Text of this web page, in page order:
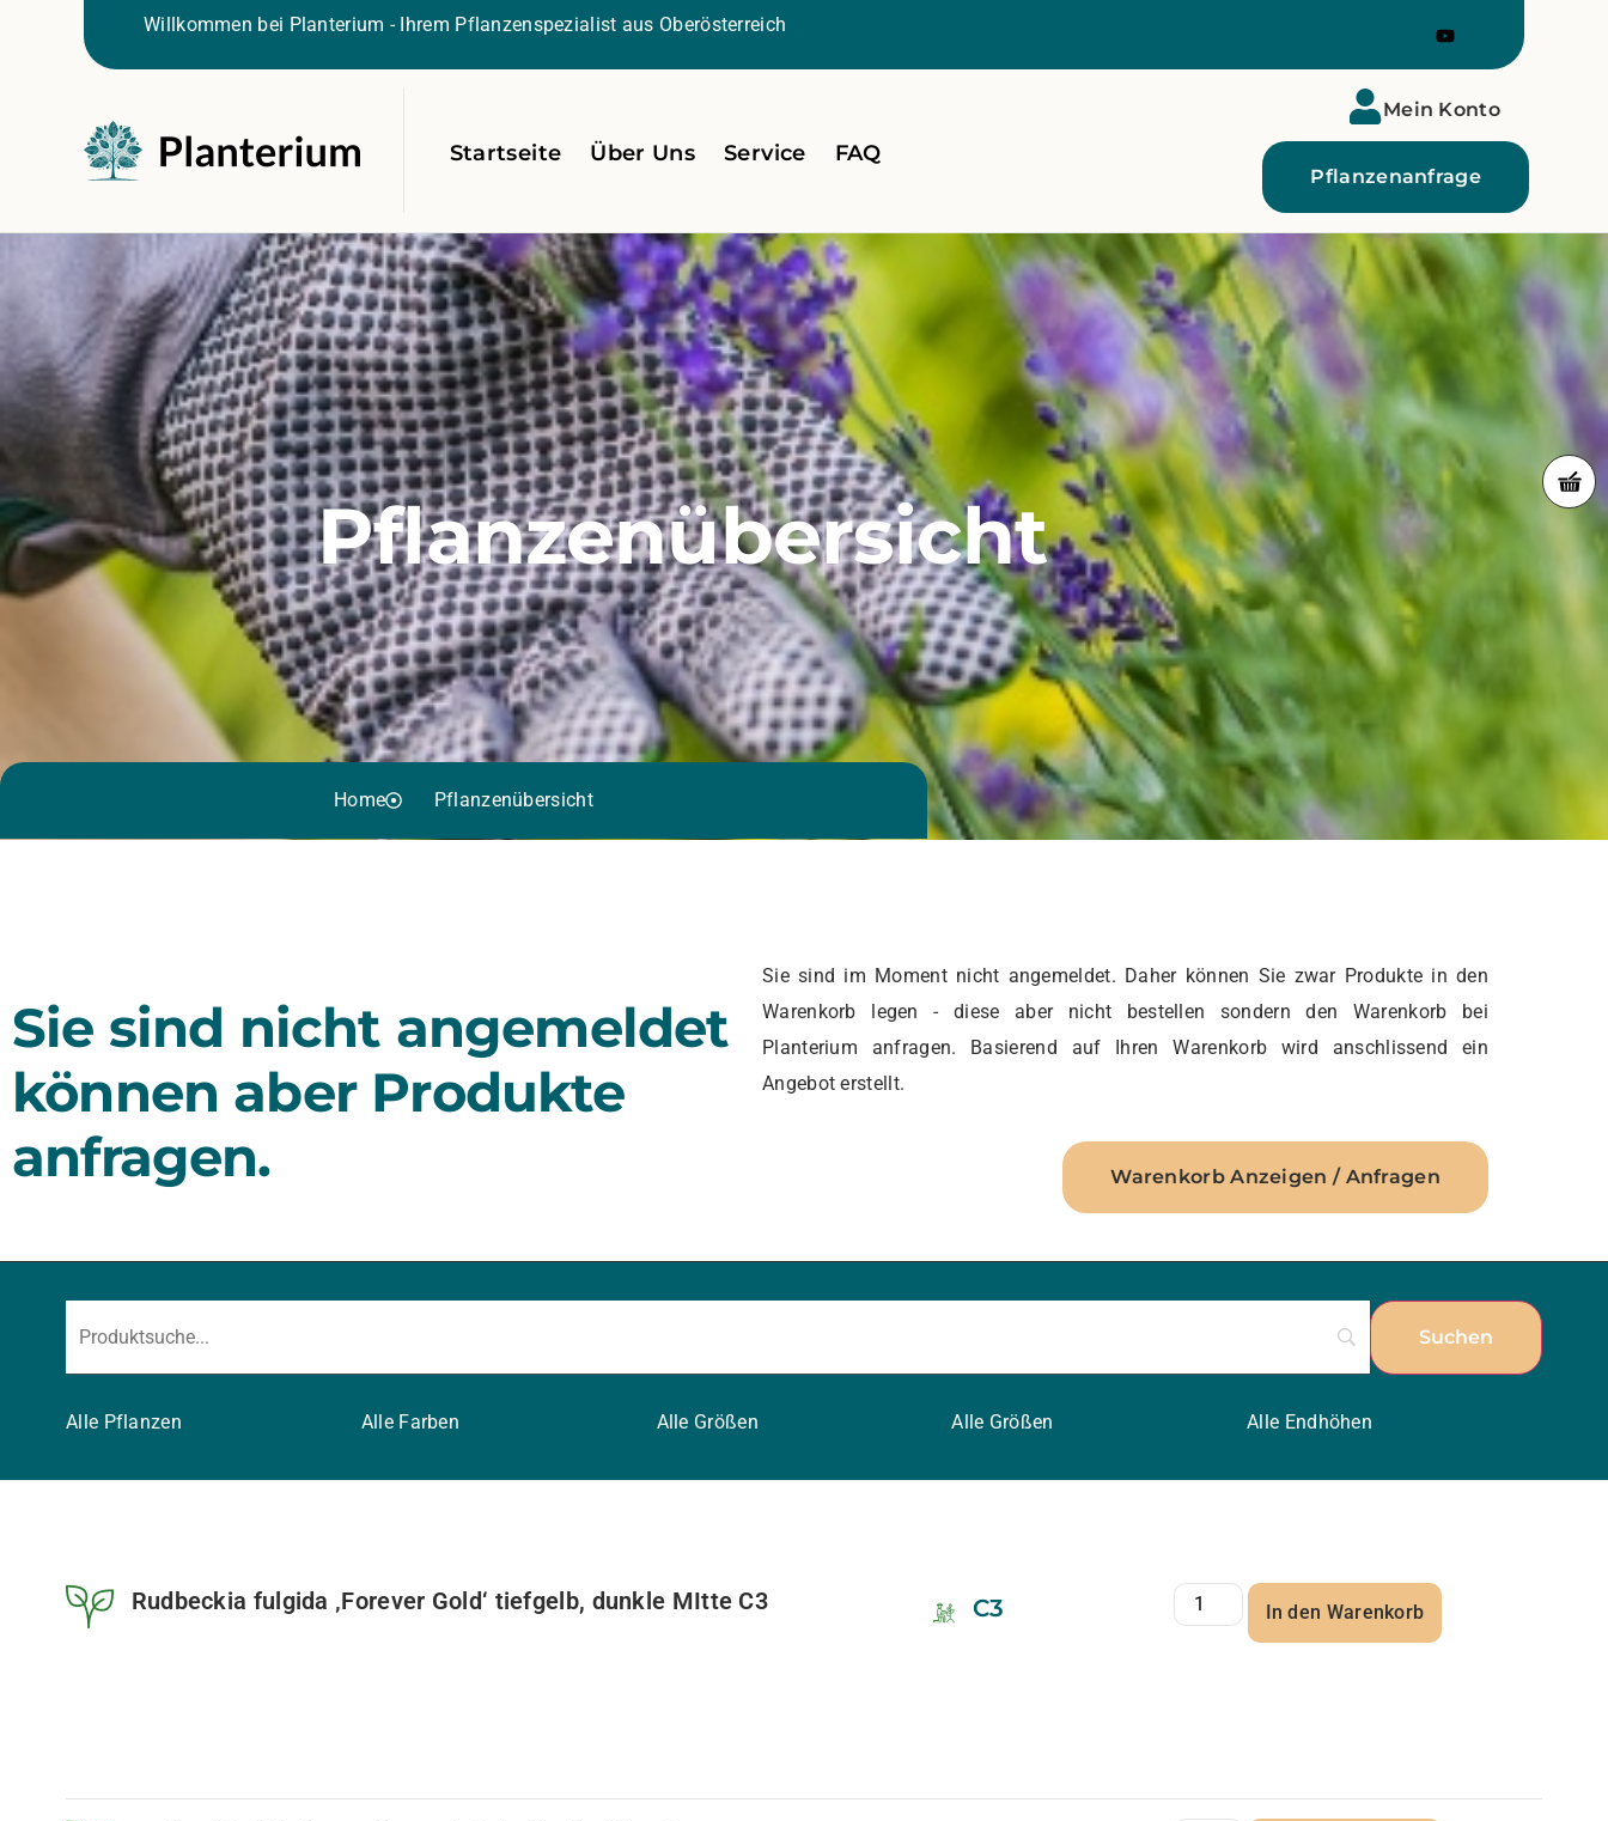
Willkommen bei Planterium - Ihrem Pflanzenspezialist aus Oberösterreich
Startseite Über Uns Service FAQ
Mein Konto
Pflanzenanfrage
Pflanzenübersicht
Home Pflanzenübersicht
Sie sind nicht angemeldet
können aber Produkte
anfragen.
Sie sind im Moment nicht angemeldet. Daher können Sie zwar Produkte in den
Warenkorb legen - diese aber nicht bestellen sondern den Warenkorb bei
Planterium anfragen. Basierend auf Ihren Warenkorb wird anschlissend ein
Angebot erstellt.
Warenkorb Anzeigen / Anfragen
Alle Pflanzen Alle Farben Alle Größen Alle Größen Alle Endhöhen
Rudbeckia fulgida ‚Forever Gold‘ tiefgelb, dunkle MItte C3 C3 In den Warenkorb